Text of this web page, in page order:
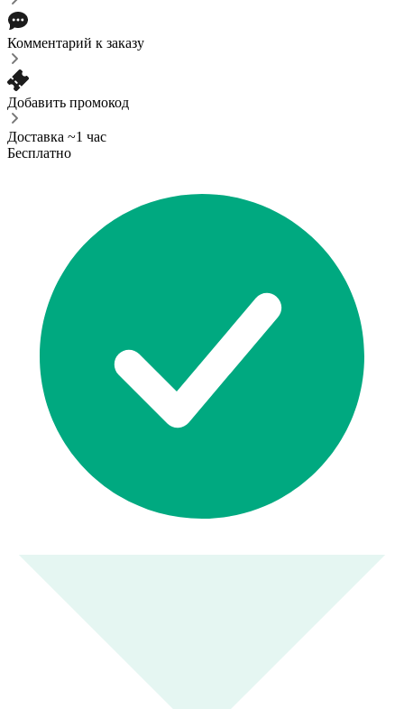
Комментарий к заказу
Добавить промокод
Доставка ~1 час
Бесплатно